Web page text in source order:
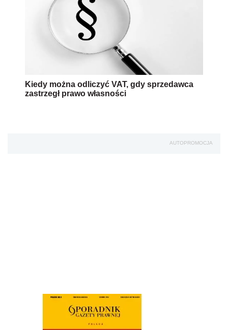
Kiedy można odliczyć VAT, gdy sprzedawca
zastrzegł prawo własności
AUTOPROMOCJA